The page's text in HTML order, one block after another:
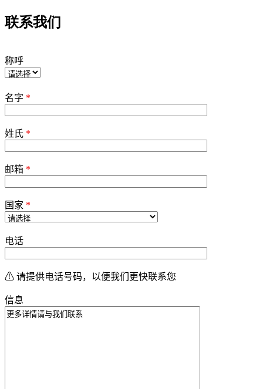
联系我们
称呼
l
e
a
s
e
a
e
t
h
i
f
l
e
m
p
名字 *
姓氏 *
邮箱 *
国家 *
电话
⚠ 请提供电话号码，以便我们更快联系您
信息